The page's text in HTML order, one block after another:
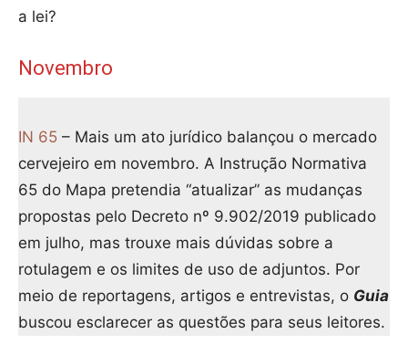
a lei?
Novembro
IN 65 – Mais um ato jurídico balançou o mercado
cervejeiro em novembro. A Instrução Normativa
65 do Mapa pretendia “atualizar” as mudanças
propostas pelo Decreto nº 9.902/2019 publicado
em julho, mas trouxe mais dúvidas sobre a
rotulagem e os limites de uso de adjuntos. Por
meio de reportagens, artigos e entrevistas, o Guia
buscou esclarecer as questões para seus leitores.